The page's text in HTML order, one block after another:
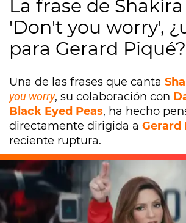
La frase de
'Don't you worry',
para Gerard Piqué?
Una de las frases que canta
you worry, su colaboración con
Black Eyed Peas, ha hecho
directamente dirigida a Gerard
reciente ruptura.